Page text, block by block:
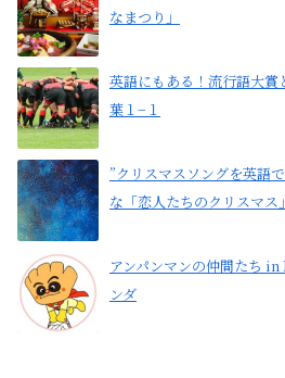
なまつり」
英語にもある！流行語大
葉１−１
”クリスマスソングを英語
な「恋人たちのクリスマ
アンパンマンの仲間たち
ンダ